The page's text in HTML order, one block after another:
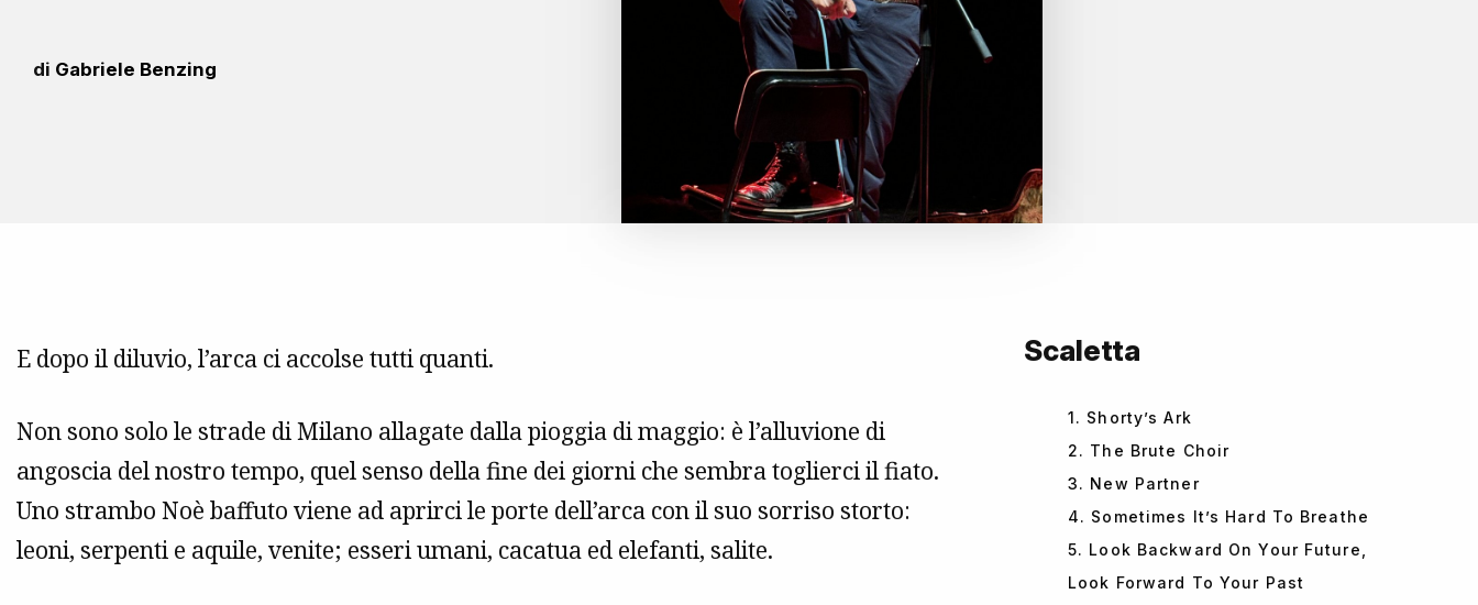
di Gabriele Benzing
E dopo il diluvio, l’arca ci accolse tutti quanti.
Non sono solo le strade di Milano allagate dalla pioggia di maggio: è l’alluvione di
angoscia del nostro tempo, quel senso della fine dei giorni che sembra toglierci il fiato.
Uno strambo Noè baffuto viene ad aprirci le porte dell’arca con il suo sorriso storto:
leoni, serpenti e aquile, venite; esseri umani, cacatua ed elefanti, salite.
Scaletta
1. Shorty’s Ark
2. The Brute Choir
3. New Partner
4. Sometimes It’s Hard To Breathe
5. Look Backward On Your Future,
Look Forward To Your Past